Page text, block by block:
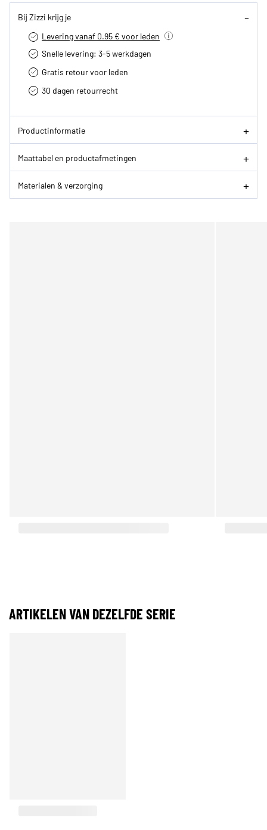
Bij Zizzi krijg je
Levering vanaf 0.95 € voor leden
Snelle levering: 3-5 werkdagen
Gratis retour voor leden
30 dagen retourrecht­
Productinformatie
Maattabel en productafmetingen
Materialen & verzorging
ARTIKELEN VAN DEZELFDE SERIE